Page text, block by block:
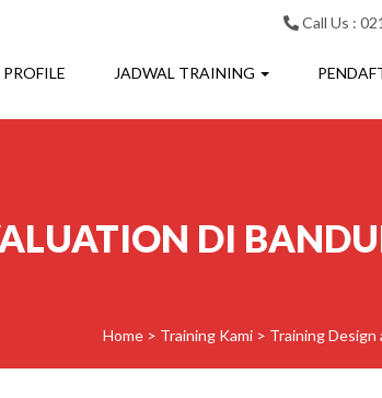
Call Us :
PROFILE JADWAL TRAINING
DI
Home > Training Kami > Training Design